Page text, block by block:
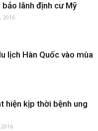
lãnh định cư Mỹ
2016
lịch Hàn Quốc vào mùa
hiện kịp thời bệnh ung